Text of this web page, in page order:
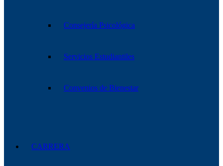
Consejería Psicológica
Servicios Estudiantiles
Convenios de Bienestar
CARRERA